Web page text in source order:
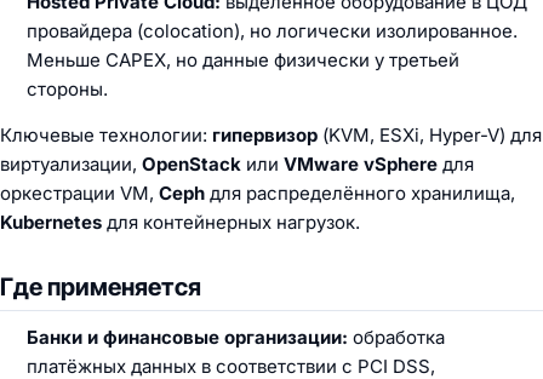
провайдера (colocation), но логически изолированное.
Меньше CAPEX, но данные физически у третьей
стороны.
Ключевые технологии: гипервизор (KVM, ESXi, Hyper-V) для
виртуализации, OpenStack или VMware vSphere для
оркестрации VM, Ceph для распределённого хранилища,
Kubernetes для контейнерных нагрузок.
Где применяется
Банки и финансовые организации: обработка
платёжных данных в соответствии с PCI DSS,